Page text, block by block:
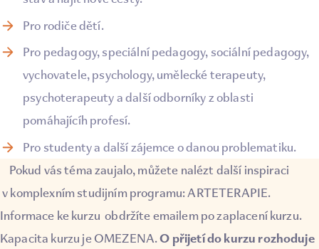
Pro rodiče dětí.
Pro pedagogy, speciální pedagogy, sociální pedagogy,
vychovatele, psychology, umělecké terapeuty,
psychoterapeuty a další odborníky z oblasti
pomáhajícíh profesí.
Pro studenty a další zájemce o danou problematiku.
Pokud vás téma zaujalo, můžete nalézt další inspiraci
v komplexním studijním programu:ARTETERAPIE.
Informace ke kurzu obdržíte emailem po zaplacení kurzu.
Kapacita kurzu je OMEZENA.O přijetí do kurzu rozhoduje